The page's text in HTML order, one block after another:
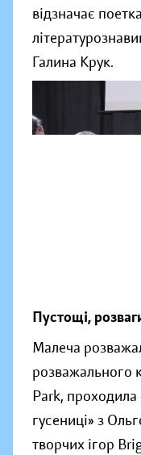
відзначає
Галина Крук.
Пустощі,
Малеча
розважального
Park,
гусениці» з
творчих ігор